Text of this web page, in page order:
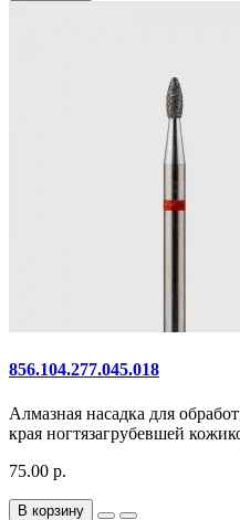
856.104.277.045.018
Алмазная насадка для
края ногтязагрубевшей
75.00 р.
В корзину